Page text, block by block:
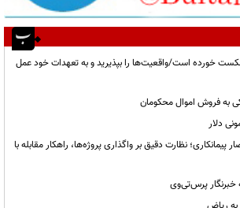
خورده است/واقعیت‌ها را بپذیرید و به تعهدات خود عمل
به فروش اموال محکومان
دلار
نظارت دقیق بر واگذاری پروژه‌ها، راهکار مقابله با
خبرنگار پرس‌تی‌وی